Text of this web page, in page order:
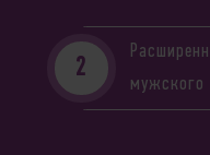
мужского